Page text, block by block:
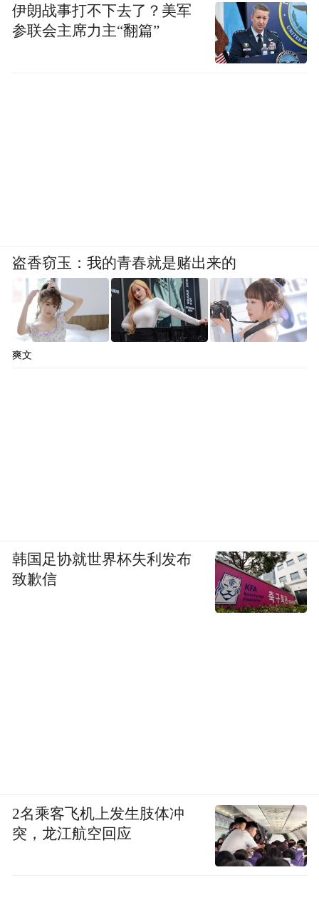
伊朗战事打不下去了？美军
参联会主席力主“翻篇”
盗香窃玉：我的青春就是赌出来的
爽文
韩国足协就世界杯失利发布
致歉信
2名乘客飞机上发生肢体冲
突，龙江航空回应